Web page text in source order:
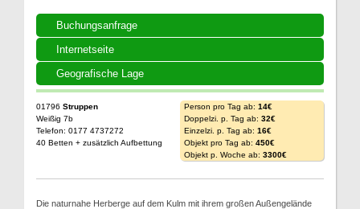
Buchungsanfrage
Internetseite
Geografische Lage
01796 Struppen
Weißig 7b
Telefon: 0177 4737272
40 Betten + zusätzlich Aufbettung
Person pro Tag ab: 14€
Doppelzi. p. Tag ab: 32€
Einzelzi. p. Tag ab: 16€
Objekt pro Tag ab: 450€
Objekt p. Woche ab: 3300€
Die naturnahe Herberge auf dem Kulm mit ihrem großen Außengelände